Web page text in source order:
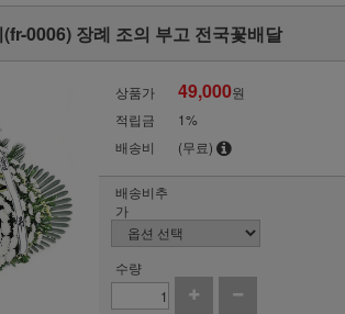
0006) 장례 조의 부고 전국꽃배달
상품가 49,000원
적립금
1%
배송비
(무료)
배송비추
가
수량